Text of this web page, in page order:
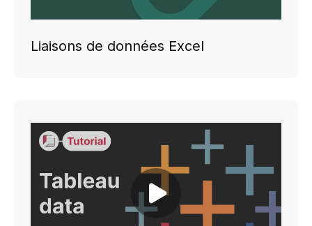
Liaisons de données Excel
Play video